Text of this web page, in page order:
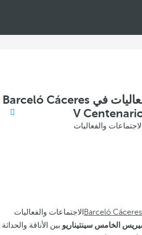
الاجتماعات والفعاليات في Barceló Cáceres
V
الاجتماعات والفعاليات
Barceló الاجتماعات والفعاليات
الخامس سينتيناريو بين الأناقة والحداثة